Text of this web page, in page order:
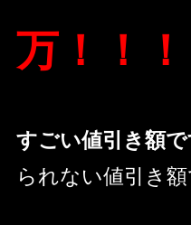
万！！！
すごい値引き額で
られない値引き額